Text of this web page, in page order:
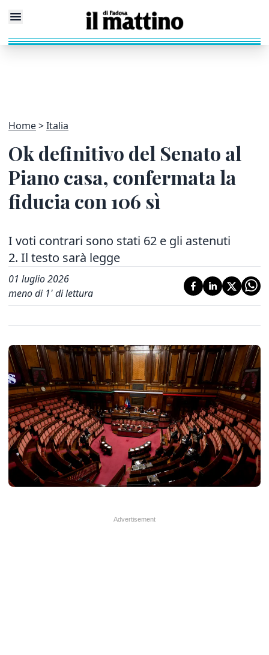
Home Italia
Ok definitivo del Senato al
Piano casa, confermata la
fiducia con 106 sì
I voti contrari sono stati 62 e gli astenuti
2. Il testo sarà legge
01 luglio 2026
meno di 1' di lettura